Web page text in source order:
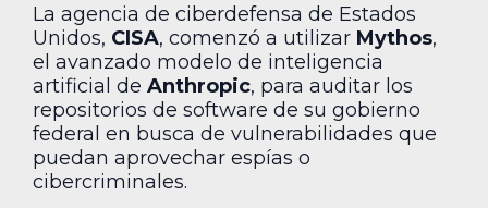
La agencia de ciberdefensa de Estados
Unidos, CISA, comenzó a utilizar Mythos,
el avanzado modelo de inteligencia
artificial de Anthropic, para auditar los
repositorios de software de su gobierno
federal en busca de vulnerabilidades que
puedan aprovechar espías o
cibercriminales.